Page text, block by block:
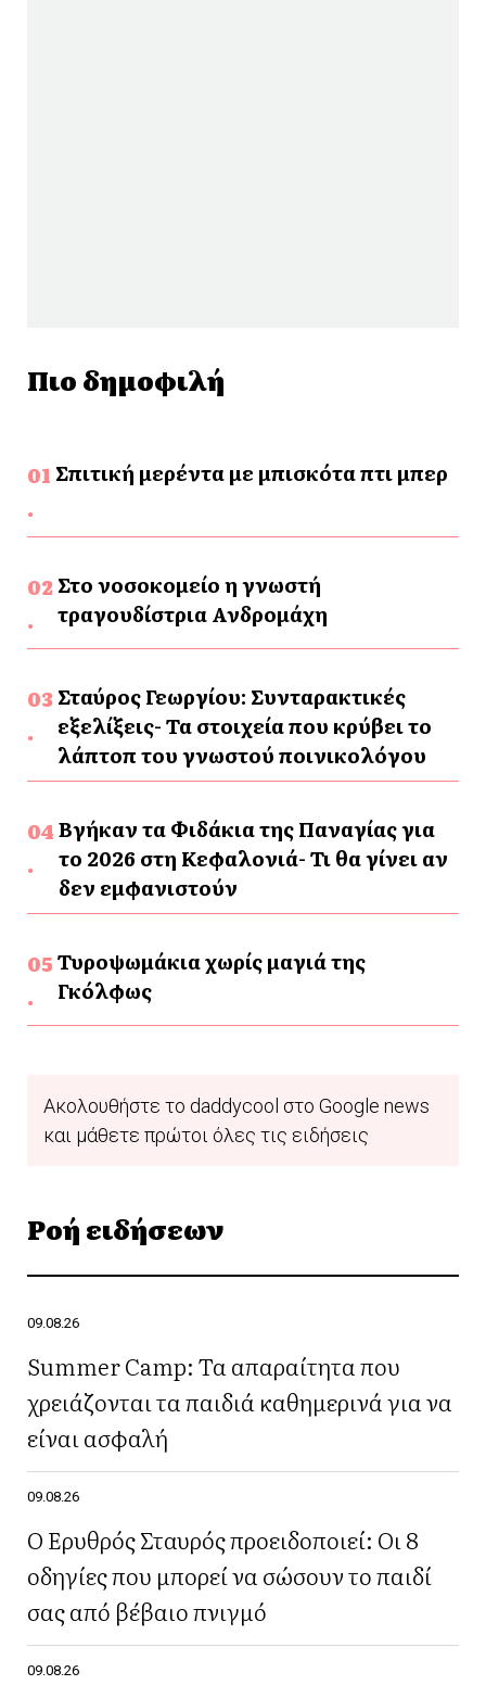
Πιο δημοφιλή
Σπιτική μερέντα με μπισκότα πτι μπερ
Στο νοσοκομείο η γνωστή
τραγουδίστρια Ανδρομάχη
Σταύρος Γεωργίου: Συνταρακτικές
εξελίξεις- Τα στοιχεία που κρύβει το
λάπτοπ του γνωστού ποινικολόγου
Βγήκαν τα Φιδάκια της Παναγίας για
το 2026 στη Κεφαλονιά- Τι θα γίνει αν
δεν εμφανιστούν
Τυροψωμάκια χωρίς μαγιά της
Γκόλφως
Ακολουθήστε το daddycool στο Google news
και μάθετε πρώτοι όλες τις ειδήσεις
Ροή ειδήσεων
09.08.26
Summer Camp: Τα απαραίτητα που
χρειάζονται τα παιδιά καθημερινά για να
είναι ασφαλή
09.08.26
Ο Ερυθρός Σταυρός προειδοποιεί: Οι 8
οδηγίες που μπορεί να σώσουν το παιδί
σας από βέβαιο πνιγμό
09.08.26